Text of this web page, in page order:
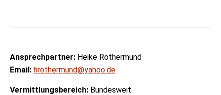
Ansprechpartner: Heike Rothermund
Email: hrothermund@yahoo.de
Vermittlungsbereich: Bundesweit